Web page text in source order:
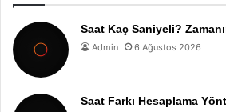
Saat Kaç Saniyeli?
Admin 6 Ağustos 2026
Saat Farkı Hesaplama